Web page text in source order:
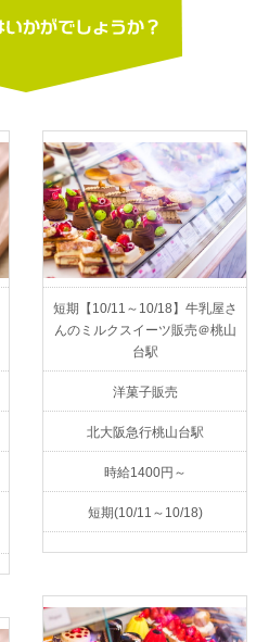
短期【10/11～10/18】牛乳屋さ
んのミルクスイーツ販売＠桃山
台駅
洋菓子販売
北大阪急行桃山台駅
時給1400円～
短期(10/11～10/18)